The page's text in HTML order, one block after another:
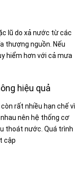
lũ do xả nước từ các
thượng nguồn. Nếu
hiểm hơn với cả mưa
hiệu quả
rất nhiều hạn chế vì
nên hệ thống cơ
thoát nước. Quá trình
cập